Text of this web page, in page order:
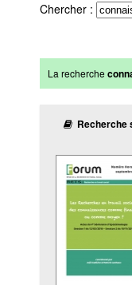
Chercher :
La recherche
Recherche